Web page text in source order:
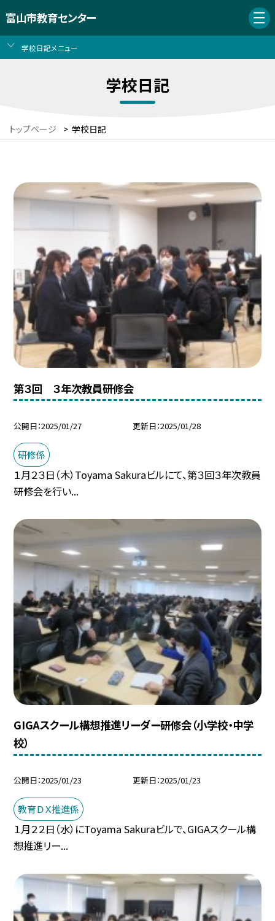
富山市教育センター
学校日記メニュー
学校日記
トップページ > 学校日記
第３回 ３年次教員研修会
公開日 2025/01/27 更新日 2025/01/28
研修係
１月２３日（木）Toyama Sakuraビルにて、第３回３年次教員
研修会を行い...
GIGAスクール構想推進リーダー研修会（小学校・中学
校）
公開日 2025/01/23 更新日 2025/01/23
教育ＤＸ推進係
１月２２日（水）にToyama Sakuraビルで、GIGAスクール構
想推進リー...